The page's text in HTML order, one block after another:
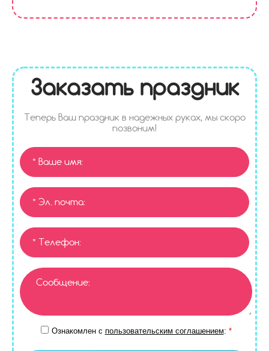
Заказать праздник
Теперь Ваш праздник в надежных руках, мы скоро
позвоним!
Ознакомлен с пользовательским соглашением: *